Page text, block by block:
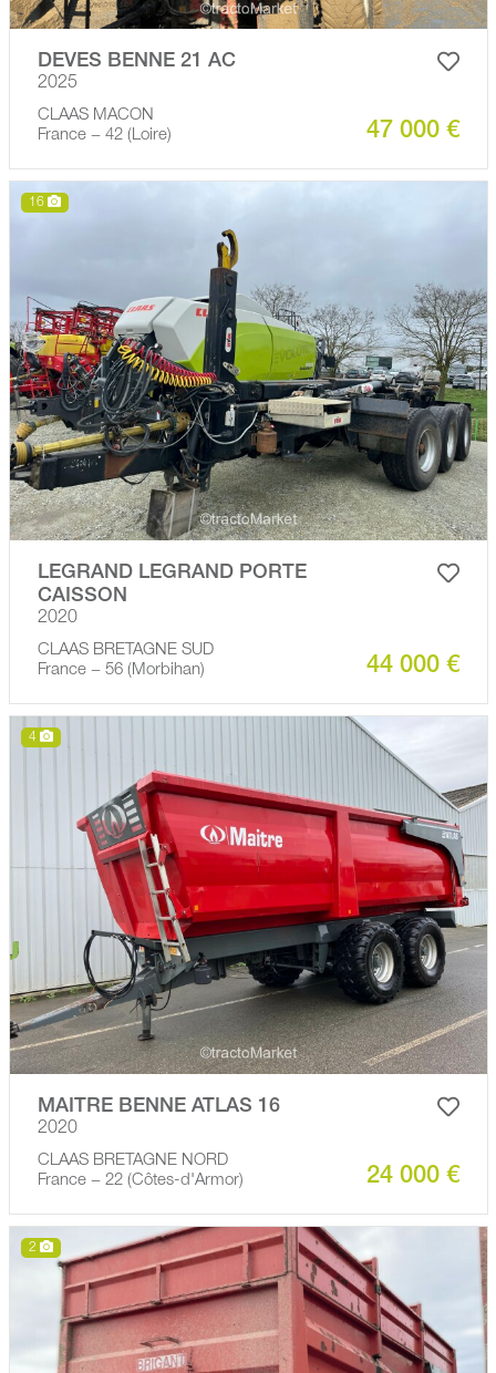
DEVES BENNE 21 AC
2025
CLAAS MACON
France − 42 (Loire)
47 000 €
16
LEGRAND LEGRAND PORTE
CAISSON
2020
CLAAS BRETAGNE SUD
France − 56 (Morbihan)
44 000 €
4
MAITRE BENNE ATLAS 16
2020
CLAAS BRETAGNE NORD
France − 22 (Côtes-d'Armor)
24 000 €
2